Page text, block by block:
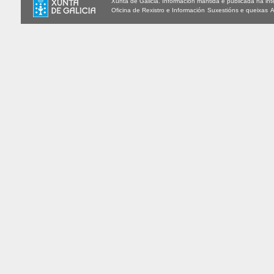
Oficina de Rexistro e Información Suxestións e queixas